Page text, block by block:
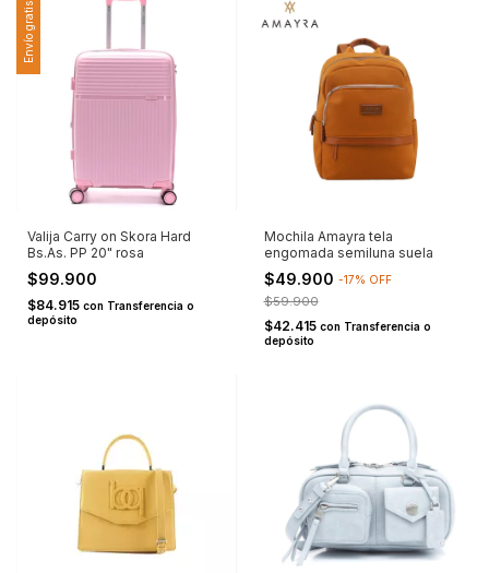
Envío gratis
Valija Carry on Skora Hard
Bs.As. PP 20" rosa
$99.900
$84.915 con Transferencia o
depósito
Mochila Amayra tela
engomada semiluna suela
$49.900 -17% OFF
$59.900
$42.415 con Transferencia o
depósito